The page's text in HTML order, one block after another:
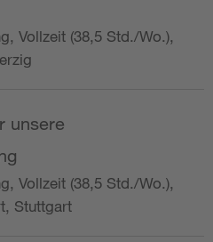
Vollzeit (38,5 Std./Wo.),
unsere
Vollzeit (38,5 Std./Wo.),
Stuttgart